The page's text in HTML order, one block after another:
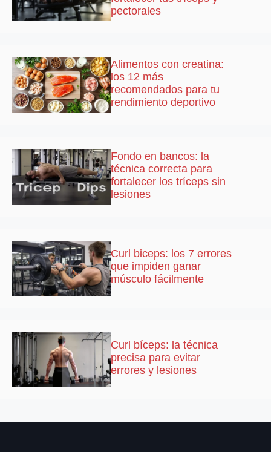
pectorales
Alimentos con creatina:
los 12 más
recomendados para tu
rendimiento deportivo
Fondo en bancos: la
técnica correcta para
fortalecer los tríceps sin
lesiones
Curl biceps: los 7 errores
que impiden ganar
músculo fácilmente
Curl bíceps: la técnica
precisa para evitar
errores y lesiones